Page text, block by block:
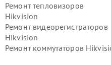
Ремонт тепловизоров
Hikvision
Ремонт видеорегистраторов
Hikvision
Ремонт коммутаторов